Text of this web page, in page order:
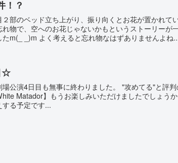
！？
部のベッド立ち上がり、振り向くとお花が置かれて
れ物で、空へのお花じゃないかもというストーリーが
たm(_ _)m よく考えると忘れ物なはずありませんよね
☆
場公演4日目も無事に終わりました。 "攻めてる"と評
Matador】もうお楽しみいただけましたでしょう
する予定です...